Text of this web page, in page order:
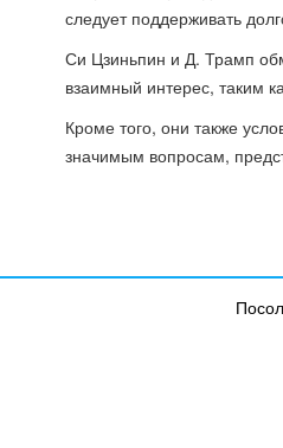
следует поддерживать
Си Цзиньпин и Д. Трамп
взаимный интерес, таким
Кроме того, они также
значимым вопросам,